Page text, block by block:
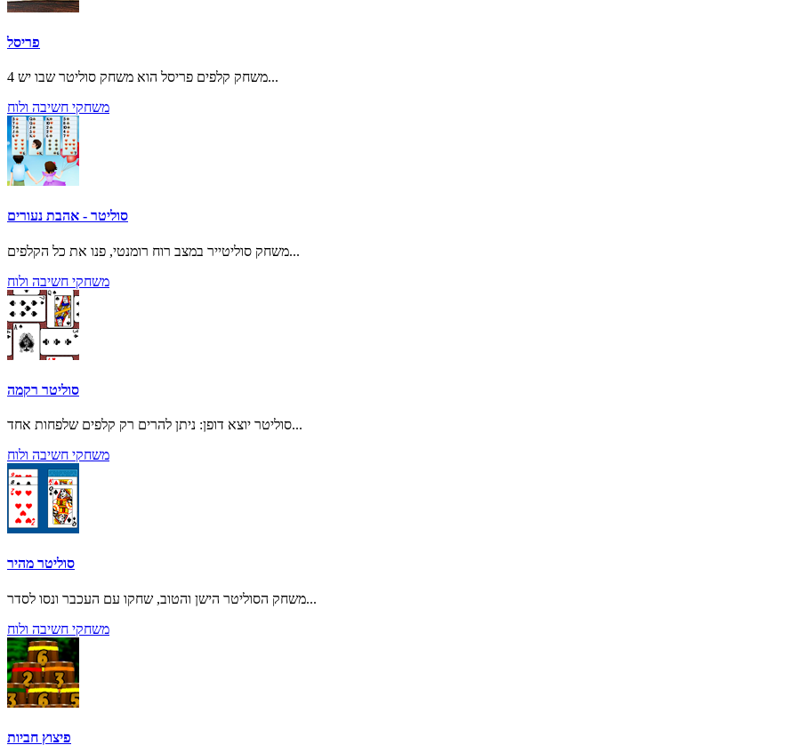
פריסל
משחק קלפים פריסל הוא משחק סוליטר שבו יש 4...
משחקי חשיבה ולוח
סוליטר - אהבת נעורים
משחק סוליטייר במצב רוח רומנטי, פנו את כל הקלפים...
משחקי חשיבה ולוח
סוליטר רקמה
סוליטר יוצא דופן: ניתן להרים רק קלפים שלפחות אחד...
משחקי חשיבה ולוח
סוליטר מהיר
משחק הסוליטר הישן והטוב, שחקו עם העכבר ונסו לסדר...
משחקי חשיבה ולוח
פיצוץ חביות